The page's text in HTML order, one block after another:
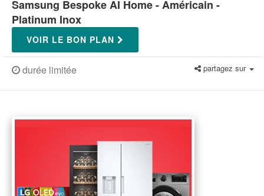
Samsung Bespoke AI Home - Américain -
Platinum Inox
VOIR LE BON PLAN
durée limitée partagez sur